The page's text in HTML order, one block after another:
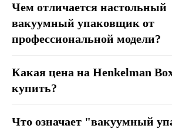
Чем отличается настольный
вакуумный упаковщик от
профессиональной модели?
Какая цена на Henkelman
купить?
Что означает "вакуумный